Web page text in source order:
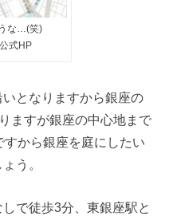
な…(笑)
式HP
となりますから銀座の
ますが銀座の中心地まで
から銀座を庭にしたい
う。
で徒歩3分、東銀座駅と